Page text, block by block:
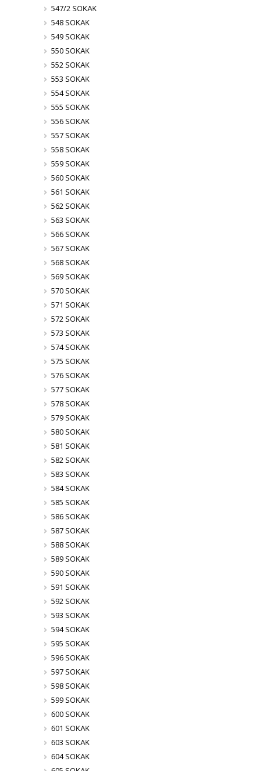
547/2 SOKAK
548 SOKAK
549 SOKAK
550 SOKAK
552 SOKAK
553 SOKAK
554 SOKAK
555 SOKAK
556 SOKAK
557 SOKAK
558 SOKAK
559 SOKAK
560 SOKAK
561 SOKAK
562 SOKAK
563 SOKAK
566 SOKAK
567 SOKAK
568 SOKAK
569 SOKAK
570 SOKAK
571 SOKAK
572 SOKAK
573 SOKAK
574 SOKAK
575 SOKAK
576 SOKAK
577 SOKAK
578 SOKAK
579 SOKAK
580 SOKAK
581 SOKAK
582 SOKAK
583 SOKAK
584 SOKAK
585 SOKAK
586 SOKAK
587 SOKAK
588 SOKAK
589 SOKAK
590 SOKAK
591 SOKAK
592 SOKAK
593 SOKAK
594 SOKAK
595 SOKAK
596 SOKAK
597 SOKAK
598 SOKAK
599 SOKAK
600 SOKAK
601 SOKAK
603 SOKAK
604 SOKAK